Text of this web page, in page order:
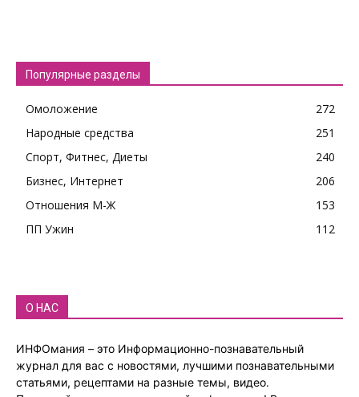
Популярные разделы
Омоложение
272
Народные средства
251
Спорт, Фитнес, Диеты
240
Бизнес, Интернет
206
Отношения М-Ж
153
ПП Ужин
112
О НАС
ИНФОмания – это Информационно-познавательный
журнал для вас с новостями, лучшими познавательными
статьями, рецептами на разные темы, видео.